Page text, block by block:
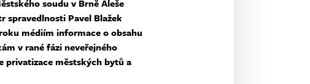
soudu v Brně Aleše
spravedlnosti Pavel Blažek
médiím informace o obsahu
v rané fázi neveřejného
privatizace městských bytů a